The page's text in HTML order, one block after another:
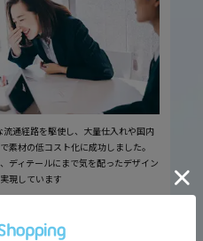
通経路を駆使し、大量仕入れや国内
素材の低コスト化に成功しました。
ディテールにまで気を配ったデザイン
現しています
制に基づく